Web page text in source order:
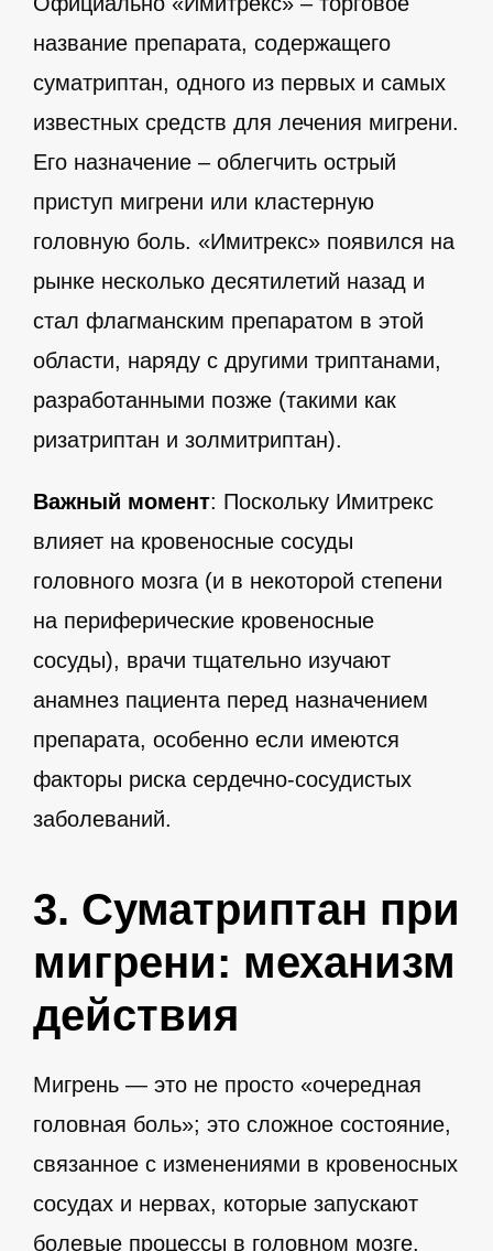
название препарата, содержащего
суматриптан, одного из первых и самых
известных средств для лечения мигрени.
Его назначение – облегчить острый
приступ мигрени или кластерную
головную боль. «Имитрекс» появился на
рынке несколько десятилетий назад и
стал флагманским препаратом в этой
области, наряду с другими триптанами,
разработанными позже (такими как
ризатриптан и золмитриптан).
Важный момент: Поскольку Имитрекс
влияет на кровеносные сосуды
головного мозга (и в некоторой степени
на периферические кровеносные
сосуды), врачи тщательно изучают
анамнез пациента перед назначением
препарата, особенно если имеются
факторы риска сердечно-сосудистых
заболеваний.
3. Суматриптан при
мигрени: механизм
действия
Мигрень — это не просто «очередная
головная боль»; это сложное состояние,
связанное с изменениями в кровеносных
сосудах и нервах, которые запускают
болевые процессы в головном мозге.